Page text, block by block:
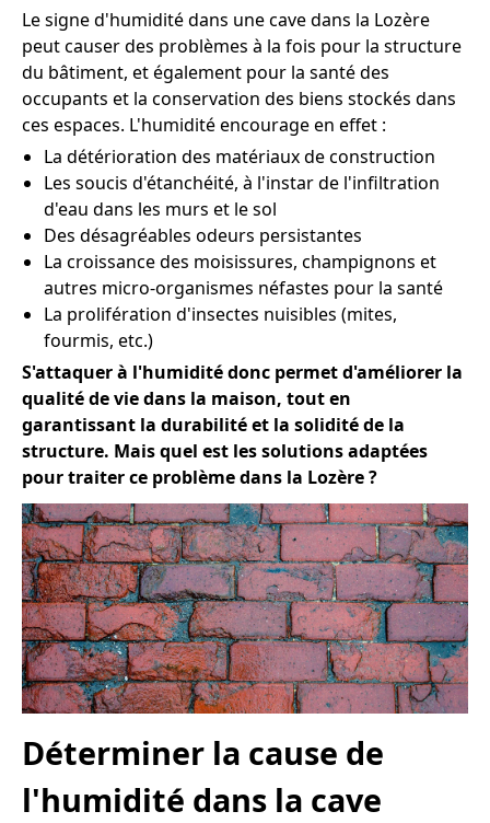
Le signe d'humidité dans une cave dans la Lozère
peut causer des problèmes à la fois pour la structure
du bâtiment, et également pour la santé des
occupants et la conservation des biens stockés dans
ces espaces. L'humidité encourage en effet :
La détérioration des matériaux de construction
Les soucis d'étanchéité, à l'instar de l'infiltration
d'eau dans les murs et le sol
Des désagréables odeurs persistantes
La croissance des moisissures, champignons et
autres micro-organismes néfastes pour la santé
La prolifération d'insectes nuisibles (mites,
fourmis, etc.)
S'attaquer à l'humidité donc permet d'améliorer la
qualité de vie dans la maison, tout en
garantissant la durabilité et la solidité de la
structure. Mais quel est les solutions adaptées
pour traiter ce problème dans la Lozère ?
Déterminer la cause de
l'humidité dans la cave